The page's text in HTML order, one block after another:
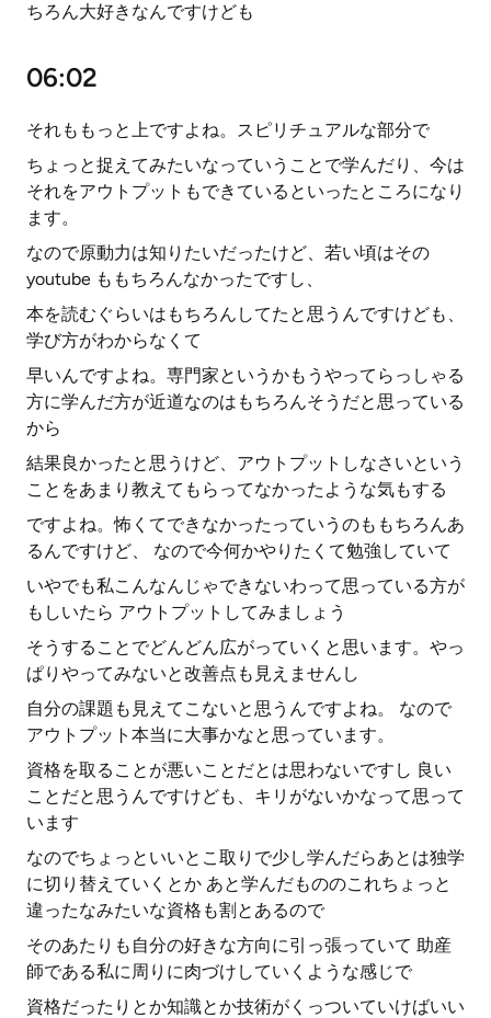
ちろん大好きなんですけども
06:02
それももっと上ですよね。スピリチュアルな部分で
ちょっと捉えてみたいなっていうことで学んだり、今は
それをアウトプットもできているといったところになり
ます。
なので原動力は知りたいだったけど、若い頃はその
youtube ももちろんなかったですし、
本を読むぐらいはもちろんしてたと思うんですけども、
学び方がわからなくて
早いんですよね。専門家というかもうやってらっしゃる
方に学んだ方が近道なのはもちろんそうだと思っている
から
結果良かったと思うけど、アウトプットしなさいという
ことをあまり教えてもらってなかったような気もする
ですよね。怖くてできなかったっていうのももちろんあ
るんですけど、 なので今何かやりたくて勉強していて
いやでも私こんなんじゃできないわって思っている方が
もしいたら アウトプットしてみましょう
そうすることでどんどん広がっていくと思います。やっ
ぱりやってみないと改善点も見えませんし
自分の課題も見えてこないと思うんですよね。 なので
アウトプット本当に大事かなと思っています。
資格を取ることが悪いことだとは思わないですし 良い
ことだと思うんですけども、キリがないかなって思って
います
なのでちょっといいとこ取りで少し学んだらあとは独学
に切り替えていくとか あと学んだもののこれちょっと
違ったなみたいな資格も割とあるので
そのあたりも自分の好きな方向に引っ張っていて 助産
師である私に周りに肉づけしていくような感じで
資格だったりとか知識とか技術がくっついていけばいい